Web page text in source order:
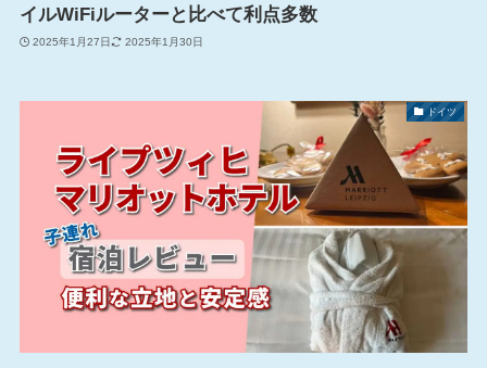
イルWiFiルーターと比べて利点多数
2025年1月27日 2025年1月30日
ドイツ